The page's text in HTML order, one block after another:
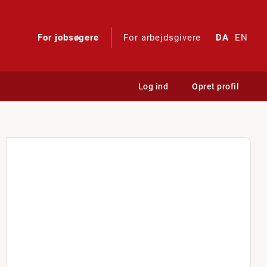
For jobsøgere For arbejdsgivere DA EN
Log ind Opret profil